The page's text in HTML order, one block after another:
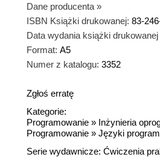
Dane producenta »
ISBN Książki drukowanej: 83-
Data wydania książki drukowanej
Format: A5
Numer z katalogu: 3352
Zgłoś erratę
Kategorie:
Programowanie » Inżynieria
Programowanie » Języki
Serie wydawnicze: Ćwiczenia